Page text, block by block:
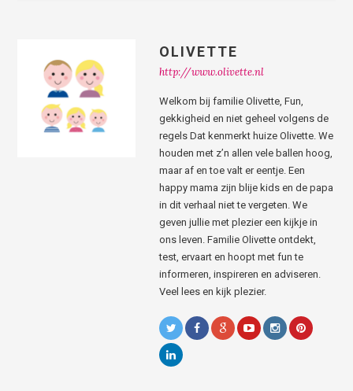
OLIVETTE
http://www.olivette.nl
Welkom bij familie Olivette, Fun,
gekkigheid en niet geheel volgens de
regels Dat kenmerkt huize Olivette. We
houden met z’n allen vele ballen hoog,
maar af en toe valt er eentje. Een
happy mama zijn blije kids en de papa
in dit verhaal niet te vergeten. We
geven jullie met plezier een kijkje in
ons leven. Familie Olivette ontdekt,
test, ervaart en hoopt met fun te
informeren, inspireren en adviseren.
Veel lees en kijk plezier.